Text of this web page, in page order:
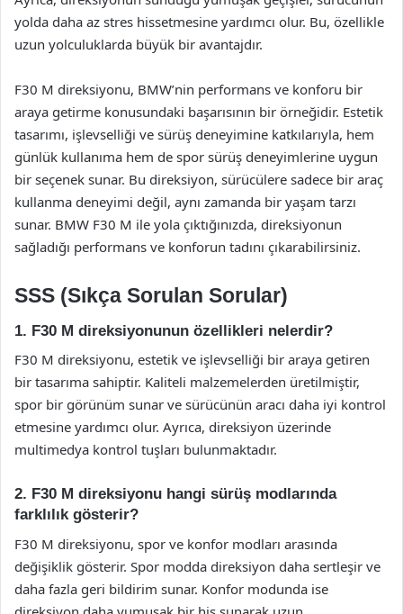
yolda daha az stres hissetmesine yardımcı olur. Bu, özellikle
uzun yolculuklarda büyük bir avantajdır.
F30 M direksiyonu, BMW’nin performans ve konforu bir
araya getirme konusundaki başarısının bir örneğidir. Estetik
tasarımı, işlevselliği ve sürüş deneyimine katkılarıyla, hem
günlük kullanıma hem de spor sürüş deneyimlerine uygun
bir seçenek sunar. Bu direksiyon, sürücülere sadece bir araç
kullanma deneyimi değil, aynı zamanda bir yaşam tarzı
sunar. BMW F30 M ile yola çıktığınızda, direksiyonun
sağladığı performans ve konforun tadını çıkarabilirsiniz.
SSS (Sıkça Sorulan Sorular)
1. F30 M direksiyonunun özellikleri nelerdir?
F30 M direksiyonu, estetik ve işlevselliği bir araya getiren
bir tasarıma sahiptir. Kaliteli malzemelerden üretilmiştir,
spor bir görünüm sunar ve sürücünün aracı daha iyi kontrol
etmesine yardımcı olur. Ayrıca, direksiyon üzerinde
multimedya kontrol tuşları bulunmaktadır.
2. F30 M direksiyonu hangi sürüş modlarında
farklılık gösterir?
F30 M direksiyonu, spor ve konfor modları arasında
değişiklik gösterir. Spor modda direksiyon daha sertleşir ve
daha fazla geri bildirim sunar. Konfor modunda ise